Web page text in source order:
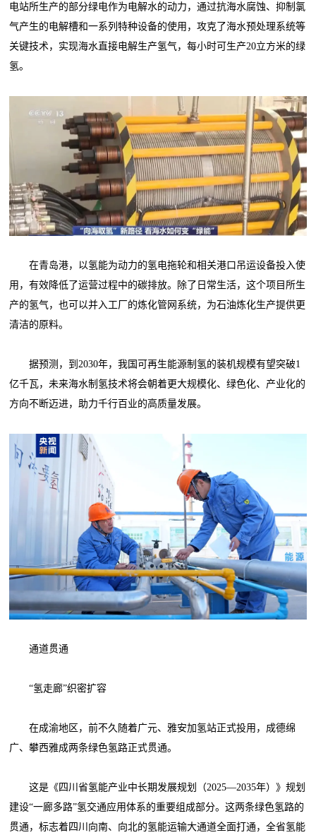
电站所生产的部分绿电作为电解水的动力，通过抗海水腐蚀、抑制氯
气产生的电解槽和一系列特种设备的使用，攻克了海水预处理系统等
关键技术，实现海水直接电解生产氢气，每小时可生产20立方米的绿
氢。
在青岛港，以氢能为动力的氢电拖轮和相关港口吊运设备投入使
用，有效降低了运营过程中的碳排放。除了日常生活，这个项目所生
产的氢气，也可以并入工厂的炼化管网系统，为石油炼化生产提供更
清洁的原料。
据预测，到2030年，我国可再生能源制氢的装机规模有望突破1
亿千瓦，未来海水制氢技术将会朝着更大规模化、绿色化、产业化的
方向不断迈进，助力千行百业的高质量发展。
通道贯通
“氢走廊”织密扩容
在成渝地区，前不久随着广元、雅安加氢站正式投用，成德绵
广、攀西雅成两条绿色氢路正式贯通。
这是《四川省氢能产业中长期发展规划（2025—2035年）》规划
建设“一廊多路”氢交通应用体系的重要组成部分。这两条绿色氢路的
贯通，标志着四川向南、向北的氢能运输大通道全面打通，全省氢能